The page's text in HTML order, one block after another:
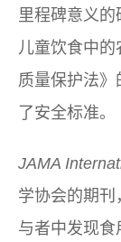
里程碑意义的
儿童饮食中的
质量保护法
了安全标准。
JAMA
学协会的期
与者中发现